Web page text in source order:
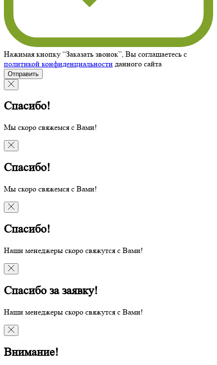
Нажимая кнопку “Заказать звонок”, Вы соглашаетесь с
политикой конфиденциальности данного сайта
Отправить
Спасибо!
Мы скоро свяжемся с Вами!
Спасибо!
Мы скоро свяжемся с Вами!
Спасибо!
Наши менеджеры скоро свяжутся с Вами!
Спасибо за заявку!
Наши менеджеры скоро свяжутся с Вами!
Внимание!